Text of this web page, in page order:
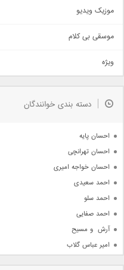
سنتی
اهنگ بندرعباسی
دمو
مذهبی
جدیدترین ها
موزیک ویدیو
موسقی بی کلام
ویژه
دسته بندی خوانندگان
احسان پایه
احسان تهرانچی
احسان خواجه امیری
احمد سعیدی
احمد سلو
احمد صفایی
آرش  و مسیح
امیر عباس گلاب